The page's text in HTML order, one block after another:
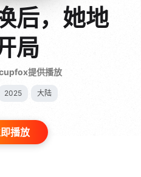
后，她地
局
提供播放
2025 大陆
播放